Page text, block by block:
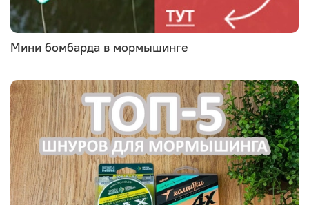
Мини бомбарда в мормышинге